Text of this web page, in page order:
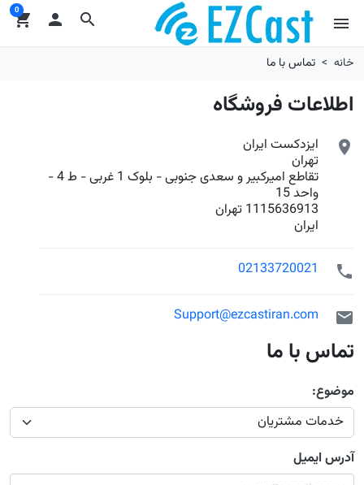
search menu

shopping_cart
0
خانه تماس با ما
اطلاعات فروشگاه

ایزدکست ایران
تهران
تقاطع امیرکبیر و سعدی جنوبی - بلوک 1 غربی - ط 4 -
واحد 15
1115636913 تهران
ایران

02133720021

Support@ezcastiran.com
تماس با ما
موضوع:
آدرس ایمیل